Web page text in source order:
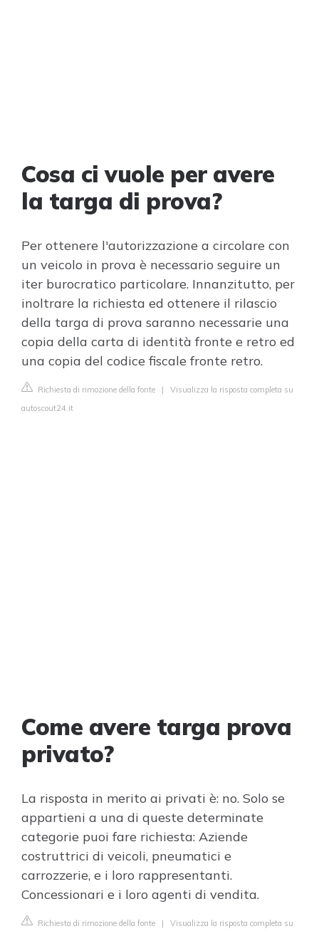
Cosa ci vuole per avere
la targa di prova?
Per ottenere l'autorizzazione a circolare con
un veicolo in prova è necessario seguire un
iter burocratico particolare. Innanzitutto, per
inoltrare la richiesta ed ottenere il rilascio
della targa di prova saranno necessarie una
copia della carta di identità fronte e retro ed
una copia del codice fiscale fronte retro.
Richiesta di rimozione della fonte | Visualizza la risposta completa su
autoscout24.it
Come avere targa prova
privato?
La risposta in merito ai privati è: no. Solo se
appartieni a una di queste determinate
categorie puoi fare richiesta: Aziende
costruttrici di veicoli, pneumatici e
carrozzerie, e i loro rappresentanti.
Concessionari e i loro agenti di vendita.
Richiesta di rimozione della fonte | Visualizza la risposta completa su